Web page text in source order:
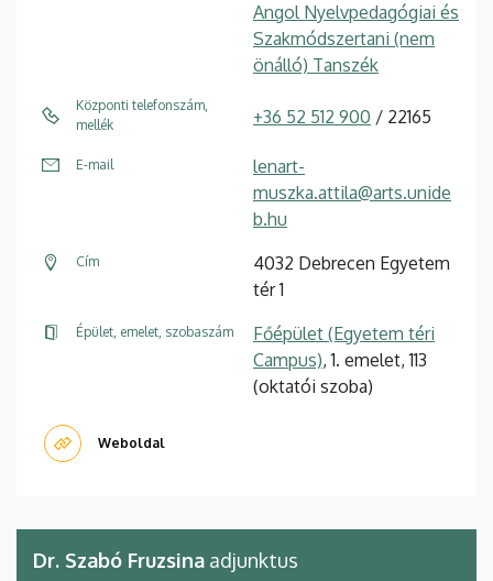
Angol Nyelvpedagógiai és
Szakmódszertani (nem
önálló) Tanszék
Központi telefonszám,
mellék
+36 52 512 900 / 22165
E-mail
lenart-
muszka.attila@arts.unide
b.hu
Cím
4032 Debrecen Egyetem
tér 1
Épület, emelet, szobaszám
Főépület (Egyetem téri
Campus), 1. emelet, 113
(oktatói szoba)
Weboldal
Dr. Szabó Fruzsina adjunktus